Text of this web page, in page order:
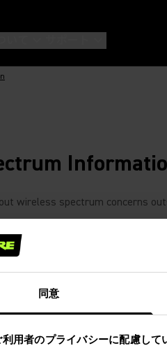
同意
用者のプライバシーに配慮して
wireless spectrum concerns